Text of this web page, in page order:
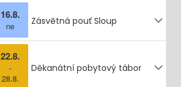
16.8.
ne Zásvětná pouť Sloup
22.8.
-
28.8.
Děkanátní pobytový tábor